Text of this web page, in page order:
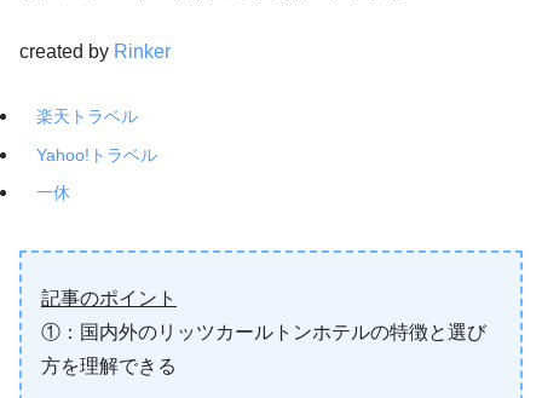
created by Rinker
楽天トラベル
Yahoo!トラベル
一休
記事のポイント
①：国内外のリッツカールトンホテルの特徴と選び
方を理解できる